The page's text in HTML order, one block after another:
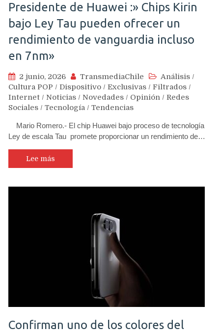
Presidente de Huawei :» Chips Kirin
bajo Ley Tau pueden ofrecer un
rendimiento de vanguardia incluso
en 7nm»
2 junio, 2026 TransmediaChile Análisis /
Cultura POP / Dispositivo / Exclusivas / Filtrados /
Internet / Noticias / Novedades / Opinión / Redes
Sociales / Tecnología / Tendencias
Mario Romero.- El chip Huawei bajo proceso de tecnología
Ley de escala Tau promete proporcionar un rendimiento de…
Lee más
Confirman uno de los colores del